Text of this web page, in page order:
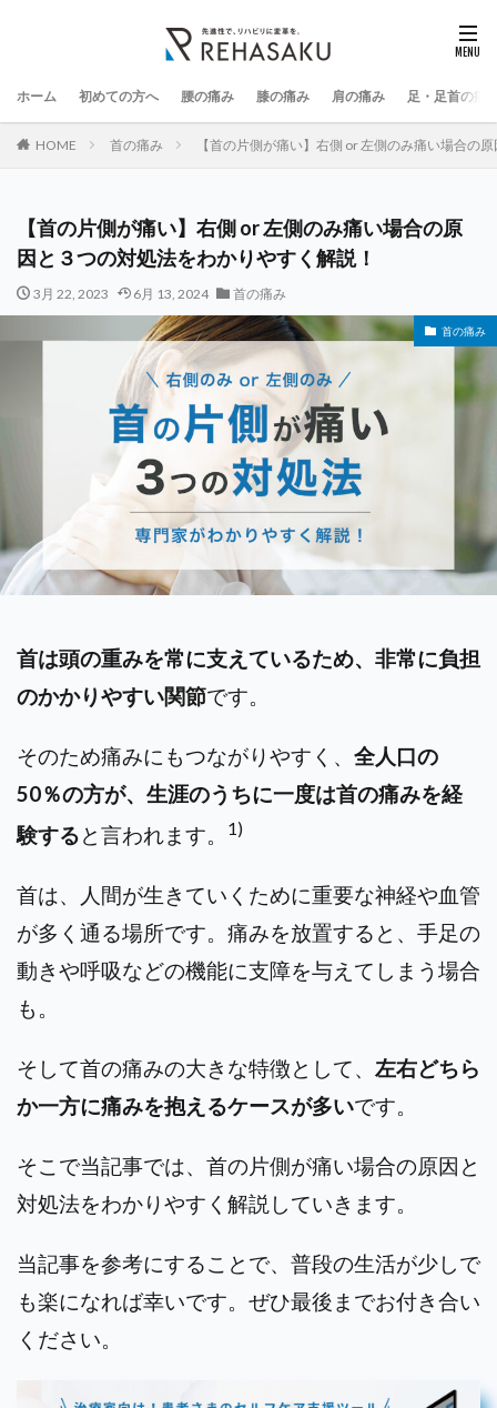
ホーム 初めての方へ 腰の痛み 膝の痛み 肩の痛み 足・足首の痛
HOME 首の痛み 【首の片側が痛い】右側 or 左側のみ痛い場合の
【首の片側が痛い】右側 or 左側のみ痛い場合の原
因と３つの対処法をわかりやすく解説！
3月 22, 2023 6月 13, 2024 首の痛み
首の痛み
首は頭の重みを常に支えているため、非常に負担
のかかりやすい関節です。
そのため痛みにもつながりやすく、 全人口の
50％の方が、生涯のうちに一度は首の痛みを経
験すると言われます。 1)
首は、人間が生きていくために重要な神経や血管
が多く通る場所です。 痛みを放置すると、手足の
動きや呼吸などの機能に支障を与えてしまう場合
も。
そして首の痛みの大きな特徴として、 左右どちら
か一方に痛みを抱えるケースが多いです。
そこで当記事では、首の片側が痛い場合の原因と
対処法をわかりやすく解説していきます。
当記事を参考にすることで、普段の生活が少しで
も楽になれば幸いです。 ぜひ最後までお付き合い
ください。